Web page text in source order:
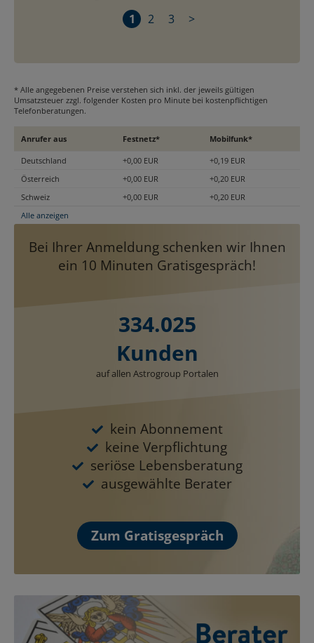
1
2 3 >
* Alle angegebenen Preise verstehen sich inkl. der jeweils gültigen
Umsatzsteuer zzgl. folgender Kosten pro Minute bei kostenpflichtigen
Telefonberatungen.
Anrufer aus Festnetz* Mobilfunk*
Deutschland +0,00 EUR
+0,19 EUR
Österreich
+0,00 EUR
+0,20 EUR
Schweiz
+0,00 EUR
+0,20 EUR
Alle anzeigen
Bei Ihrer Anmeldung schenken wir Ihnen
ein 10 Minuten Gratisgespräch!
334.025
Kunden
auf allen Astrogroup Portalen
kein Abonnement
keine Verpflichtung
seriöse Lebensberatung
ausgewählte Berater
Zum Gratisgespräch